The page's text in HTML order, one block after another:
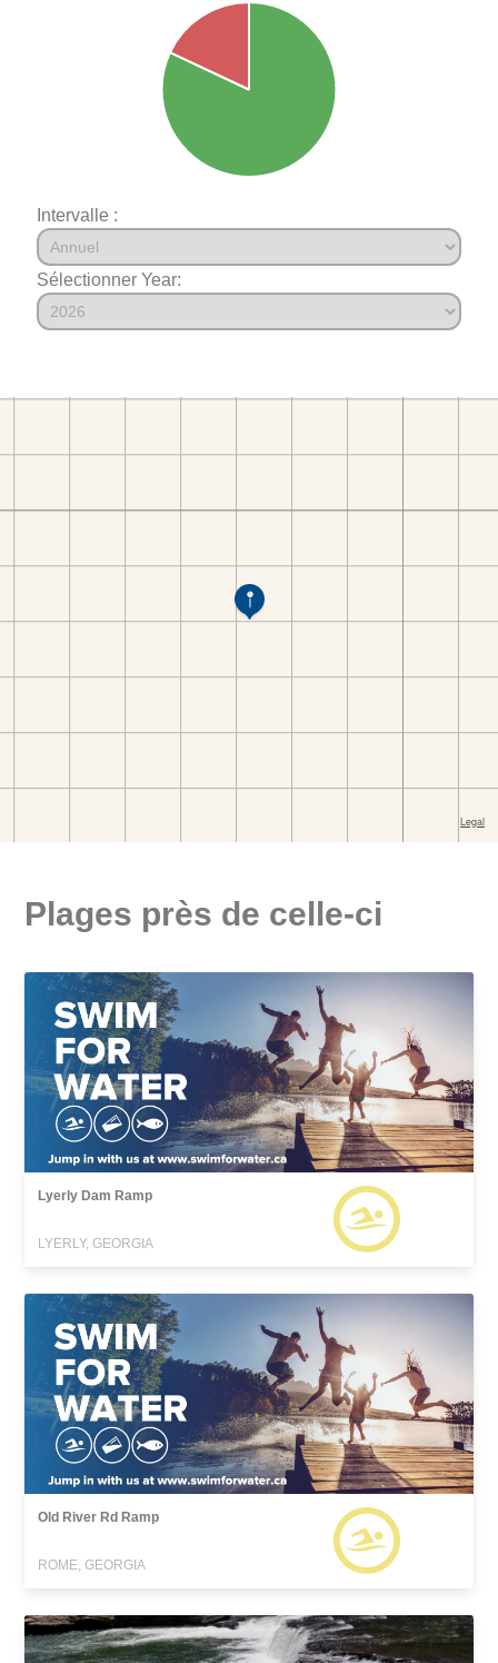
Intervalle :
Sélectionner Year:
Plages près de celle-ci
Lyerly Dam Ramp
LYERLY, GEORGIA
Old River Rd Ramp
ROME, GEORGIA